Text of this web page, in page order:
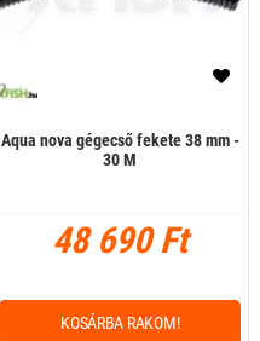
Aqua nova gégecső fekete 38 mm -
30 M
48 690 Ft
KOSÁRBA RAKOM!